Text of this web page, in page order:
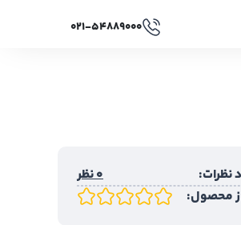
۰۲۱-۵۴۸۸۹۰۰۰
نظرات:
0 نظر
محصول: